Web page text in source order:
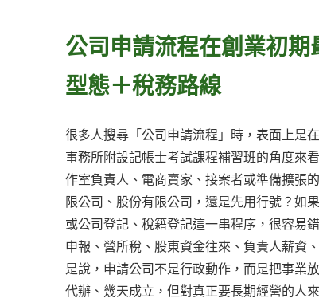
公司申請流程在創業初
型態＋稅務路線
很多人搜尋「公司申請流程」時，表面上是
事務所附設記帳士考試課程補習班的角度來
作室負責人、電商賣家、接案者或準備擴張
限公司、股份有限公司，還是先用行號？如
或公司登記、稅籍登記這一串程序，很容易
申報、營所稅、股東資金往來、負責人薪資
是說，申請公司不是行政動作，而是把事業
代辦、幾天成立，但對真正要長期經營的人